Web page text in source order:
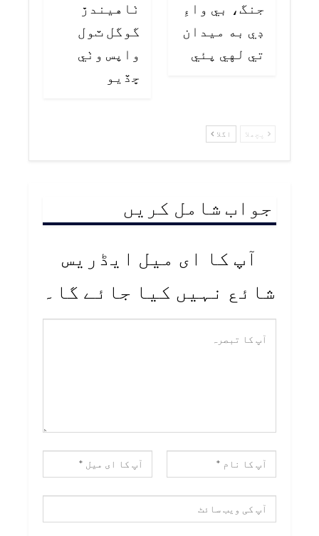
جنگ، بي واءِ
ڊي به ميدان
تي لهي پئي
ٺاهيندڙ
گوگل ٽول
واپس وٺي
ڇڏيو
پچھلا اگلا
جواب شامل کریں
آپ کا ای میل ایڈریس
شائع نہیں کیا جائے گا۔